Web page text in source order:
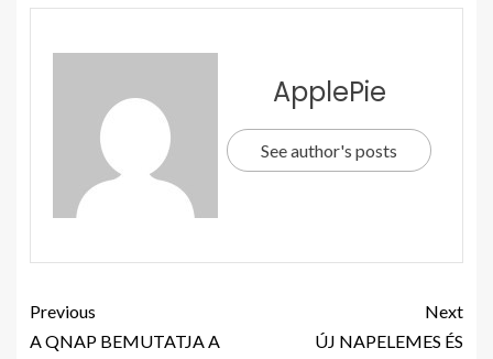
ApplePie
See author's posts
Previous
A QNAP BEMUTATJA A
Next
ÚJ NAPELEMES ÉS